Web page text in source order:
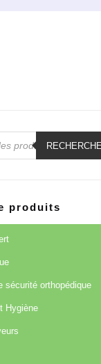
produits
sécurité orthopédique
Hygiène